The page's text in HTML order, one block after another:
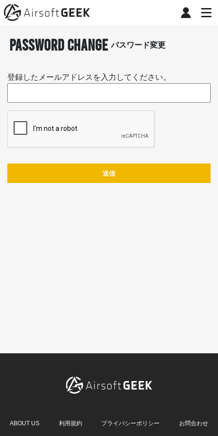
password change パスワード変更
登録したメールアドレスを入力してください。
送信
ABOUT US 利用規約 プライバシーポリシー お問合わせ